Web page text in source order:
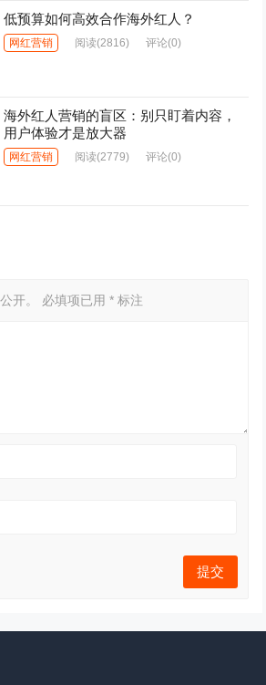
低预算如何高效合作海外红人？
网红营销 阅读(2816) 评论(0)
海外红人营销的盲区：别只盯着内容，
用户体验才是放大器
网红营销 阅读(2779) 评论(0)
开。 必填项已用* 标注